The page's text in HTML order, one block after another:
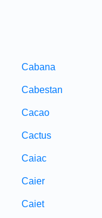
Cabana
Cabestan
Cacao
Cactus
Caiac
Caier
Caiet